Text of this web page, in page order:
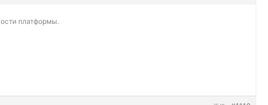
платформы.